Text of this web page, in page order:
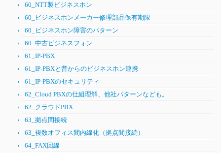
60_NTT製ビジネスホン
60_ビジネスホンメーカー修理部品保有期限
60_ビジネスホン障害のパターン
60_中古ビジネスフォン
61_IP-PBX
61_IP-PBXと昔からのビジネスホン連携
61_IP-PBXのセキュリティ
62_Cloud PBXの仕組理解、他社パターンなども。
62_クラウドPBX
63_拠点間接続
63_複数オフィス間内線化（拠点間接続）
64_FAX回線